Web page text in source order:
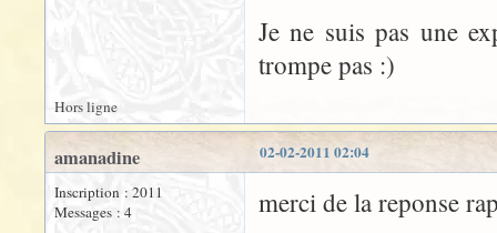
Je ne suis pas une
trompe pas :)
Hors ligne
02-02-2011 02:04
amanadine
Inscription : 2011
Messages : 4
merci de la reponse